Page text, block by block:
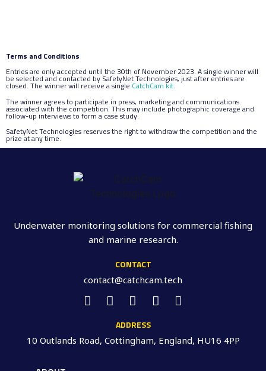
Terms and Conditions
Entries are only accepted until the 30th of November 2023. A single winner will
be selected and contacted by SafetyNet Technologies, just after entries are
closed. The winner will receive a single CatchCam kit.
The winner agrees to participate in press, marketing and communications
associated with the competition. This may include photographic coverage and
follow-up interviews to form a case study.
SafetyNet Technologies reserves the right to withdraw the competition and the
prize at any time.
Underwater monitoring solutions for commercial fishing
and marine research.
CONTACT
contact@catchcam.tech
ADDRESS
10 Outlands Road, Cottingham, England, HU16 4PP